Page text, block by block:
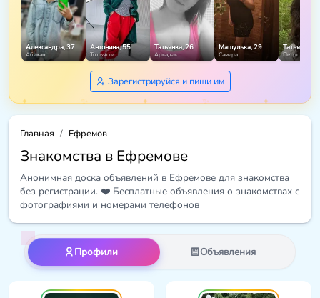
Александра, 37
Абакан
Антонина, 55
Тольятти
Татьянка, 26
Аркадак
Машулька, 29
Самара
Татьяна, 43
Зарегистрируйся и пиши им
Главная Ефремов
Знакомства в Ефремове
Анонимная доска объявлений в Ефремове для знакомства
без регистрации. ❤️ Бесплатные объявления о знакомствах с
фотографиями и номерами телефонов
Профили Объявления